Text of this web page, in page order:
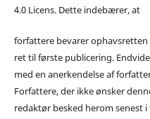
4.0 Licens. Dette indebærer, at
forfattere bevarer
ret til første publicering.
med en anerkendelse af
Forfattere, der ikke ønsker
redaktør besked herom senest